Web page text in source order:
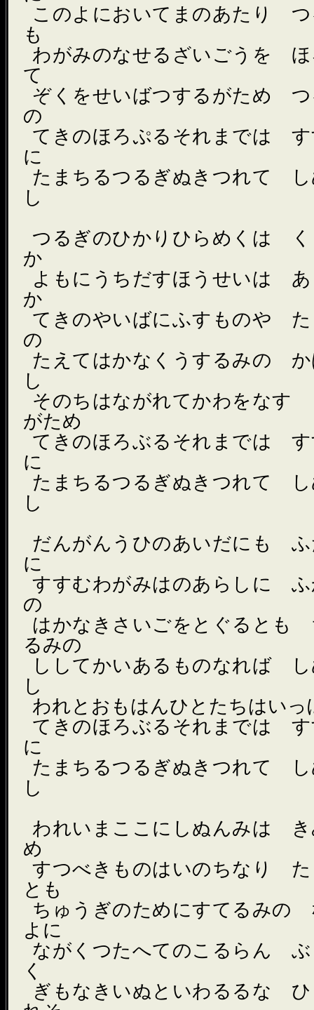
このよにおいてまのあたり
も
わがみのなせるざいごうを
て
ぞくをせいばつするがため
の
てきのほろぷるそれまでは
に
たまちるつるぎぬきつれて
し
つるぎのひかりひらめくは
か
よもにうちだすほうせいは
か
てきのやいばにふすものや
の
たえてはかなくうするみの
し
そのちはながれてかわをなす
がため
てきのほろぶるそれまでは
に
たまちるつるぎぬきつれて
し
だんがんうひのあいだにも
に
すすむわがみはのあらしに ふ
の
はかなきさいごをとぐるとも
るみの
ししてかいあるものなれば
し
われとおもはんひとたちはい
てきのほろぶるそれまでは
に
たまちるつるぎぬきつれて
し
われいまここにしぬんみは
め
すつべきものはいのちなり た
とも
ちゅうぎのためにすてるみの
よに
ながくつたへてのこるらん
く
ぎもなきいぬといわるるな